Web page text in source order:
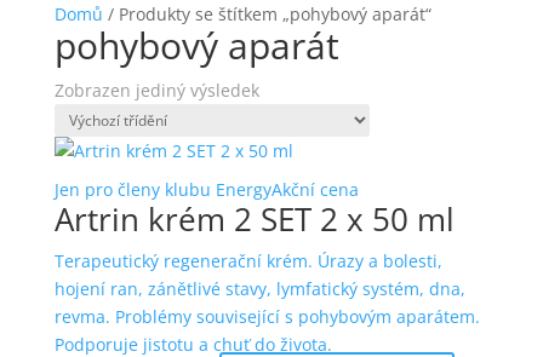
Domů / Produkty se štítkem „pohybový aparát“
pohybový aparát
Zobrazen jediný výsledek
Jen pro členy klubu EnergyAkční cena
Artrin krém 2 SET 2 x 50 ml
Terapeutický regenerační krém. Úrazy a bolesti,
hojení ran, zánětlivé stavy, lymfatický systém, dna,
revma. Problémy související s pohybovým aparátem.
Podporuje jistotu a chuť do života.